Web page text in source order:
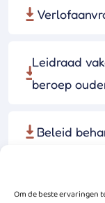
Om de beste ervaringen
Leidraad
beroep
Beleid